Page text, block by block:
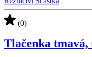
(0)
Tlačenka tmavá,